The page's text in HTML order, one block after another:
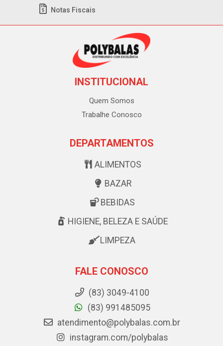
Notas Fiscais
INSTITUCIONAL
Quem Somos
Trabalhe Conosco
DEPARTAMENTOS
ALIMENTOS
BAZAR
BEBIDAS
HIGIENE, BELEZA E SAÚDE
LIMPEZA
FALE CONOSCO
(83) 3049-4100
(83) 991485095
atendimento@polybalas.com.br
instagram.com/polybalas